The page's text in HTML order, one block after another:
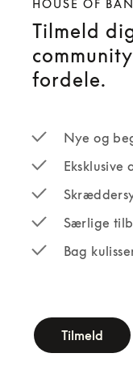
HOUSE OF
Tilmeld
fordele.
Nye og
Eksklusive
Særlige
Bag
Tilmeld